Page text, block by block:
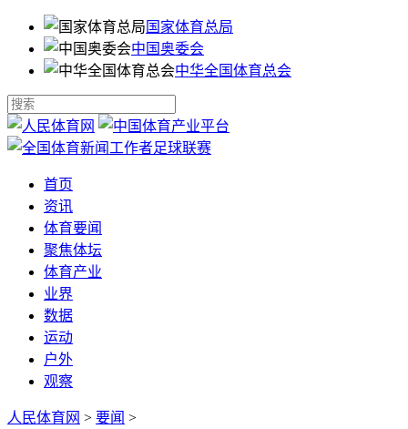
国家体育总局
中国奥委会
中华全国体育总会
首页
资讯
体育要闻
聚焦体坛
体育产业
业界
数据
运动
户外
观察
人民体育网 > 要闻 >